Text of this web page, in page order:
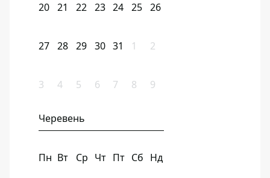
20 21 22 23 24 25 26
27 28 29 30 31 1 2
3 4 5 6 7 8 9
Черевень
Пн Вт Ср Чт Пт Сб Нд